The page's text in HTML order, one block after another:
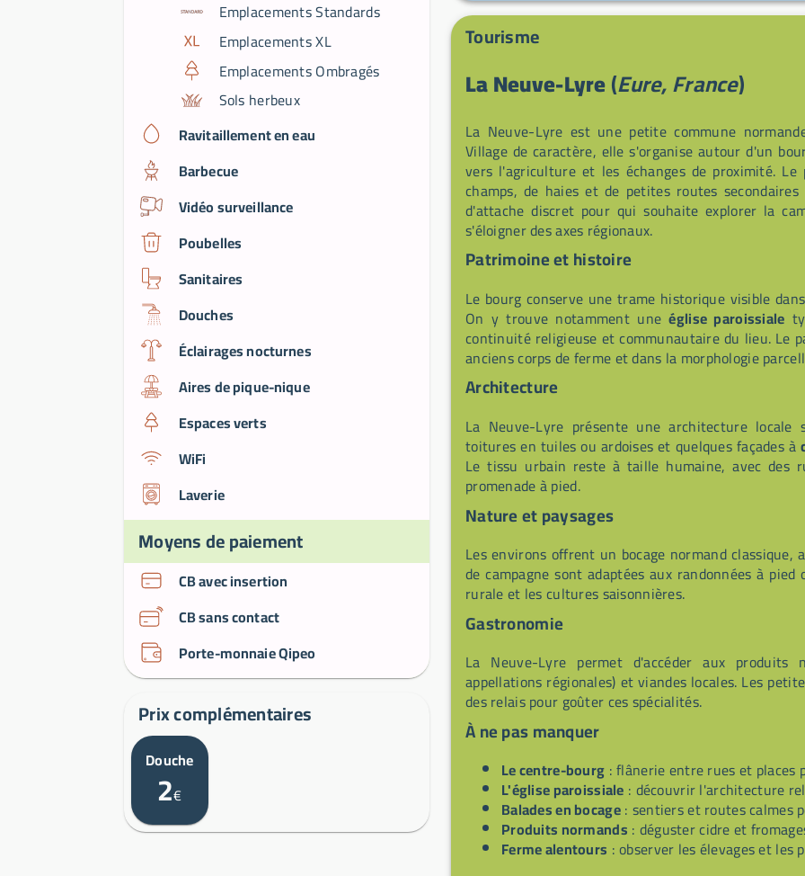
Emplacements Standards
Emplacements XL
Emplacements Ombragés
Sols herbeux
Ravitaillement en eau
Barbecue
Vidéo surveillance
Poubelles
Sanitaires
Douches
Éclairages nocturnes
Aires de pique-nique
Espaces verts
WiFi
Laverie
Moyens de paiement
CB avec insertion
CB sans contact
Porte-monnaie Qipeo
Prix complémentaires
Douche
2€
la rivière Risle, source d’inspiration pour des
manquez pas le food-truck pizzeria le vendredi
vendredis matin pour découvrir les produits du terroir.
Tourisme
La Neuve-Lyre(Eure, France)
La Neuve-Lyre est une petite commune
Village de caractère, elle s'organise autour d'un
vers l'agriculture et les échanges de proximité.
champs, de haies et de petites routes
d'attache discret pour qui souhaite explorer la
s'éloigner des axes régionaux.
Patrimoine et histoire
Le bourg conserve une trame historique visible
On y trouve notamment uneéglise paroissiale
continuité religieuse et communautaire du lieu. Le
anciens corps de ferme et dans la morphologie
Architecture
La Neuve-Lyre présente une architecture
toitures en tuiles ou ardoises et quelques façades à
Le tissu urbain reste à taille humaine, avec des
promenade à pied.
Nature et paysages
Les environs offrent un bocage normand classique,
de campagne sont adaptées aux randonnées à
rurale et les cultures saisonnières.
Gastronomie
La Neuve-Lyre permet d'accéder aux produits
appellations régionales) et viandes locales. Les
des relais pour goûter ces spécialités.
À ne pas manquer
Le centre-bourg : flânerie entre rues et places
L'église paroissiale : découvrir l'architecture
Balades en bocage: sentiers et routes calmes
Produits normands : déguster cidre et
Ferme alentours : observer les élevages et